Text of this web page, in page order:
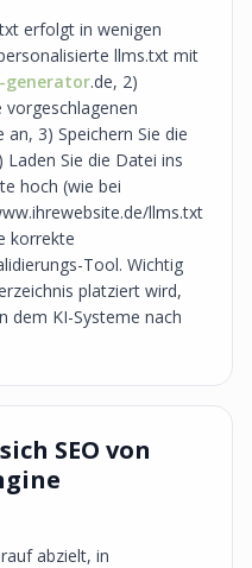
erfolgt in wenigen
llms.txt mit
.de, 2)
vorgeschlagenen
3) Speichern Sie die
Sie die Datei ins
hoch (wie bei
llms.txt
korrekte
Tool. Wichtig
platziert wird,
dem KI-Systeme nach
SEO von
abzielt, in